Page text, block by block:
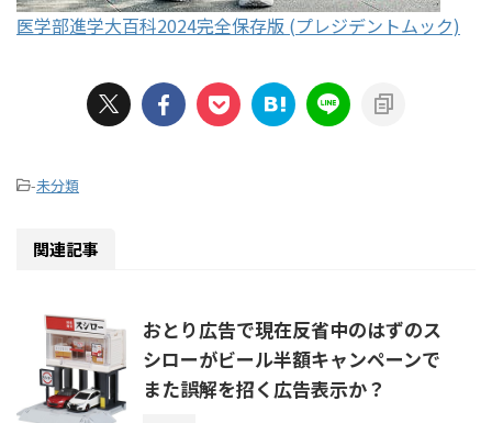
医学部進学大百科2024完全保存版 (プレジデントムック)
-未分類
関連記事
おとり広告で現在反省中のはずのス
シローがビール半額キャンペーンで
また誤解を招く広告表示か？